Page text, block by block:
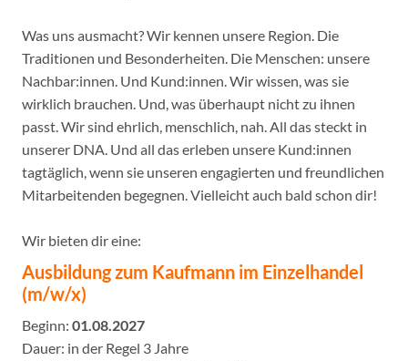
Was uns ausmacht? Wir kennen unsere Region. Die
Traditionen und Besonderheiten. Die Menschen: unsere
Nachbar:innen. Und Kund:innen. Wir wissen, was sie
wirklich brauchen. Und, was überhaupt nicht zu ihnen
passt. Wir sind ehrlich, menschlich, nah. All das steckt in
unserer DNA. Und all das erleben unsere Kund:innen
tagtäglich, wenn sie unseren engagierten und freundlichen
Mitarbeitenden begegnen. Vielleicht auch bald schon dir!
Wir bieten dir eine:
Ausbildung zum Kaufmann im Einzelhandel
(m/w/x)
Beginn: 01.08.2027
Dauer: in der Regel 3 Jahre